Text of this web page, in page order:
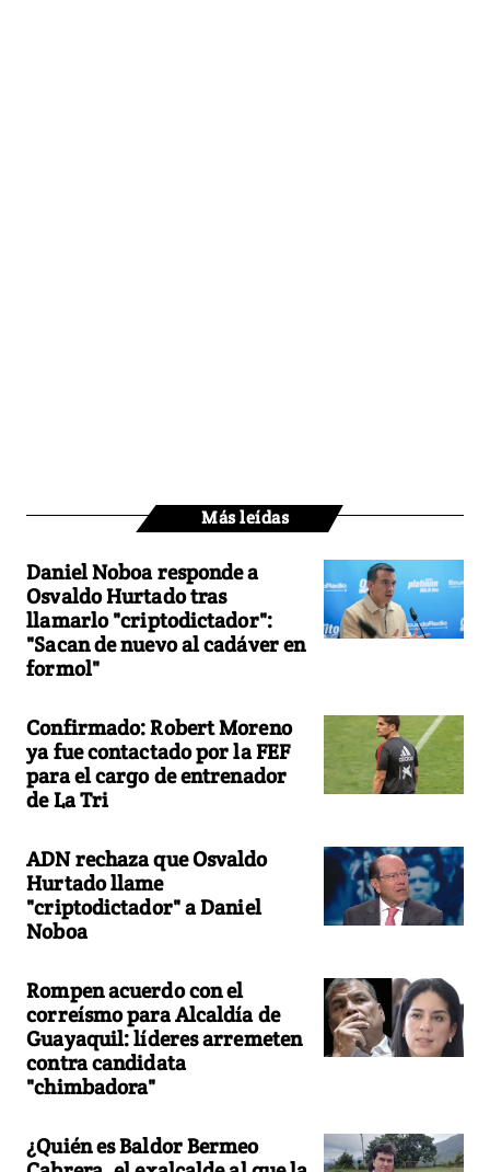
Más leídas
Daniel Noboa responde a
Osvaldo Hurtado tras
llamarlo "criptodictador":
"Sacan de nuevo al cadáver en
formol"
Confirmado: Robert Moreno
ya fue contactado por la FEF
para el cargo de entrenador
de La Tri
ADN rechaza que Osvaldo
Hurtado llame
"criptodictador" a Daniel
Noboa
Rompen acuerdo con el
correísmo para Alcaldía de
Guayaquil: líderes arremeten
contra candidata
"chimbadora"
¿Quién es Baldor Bermeo